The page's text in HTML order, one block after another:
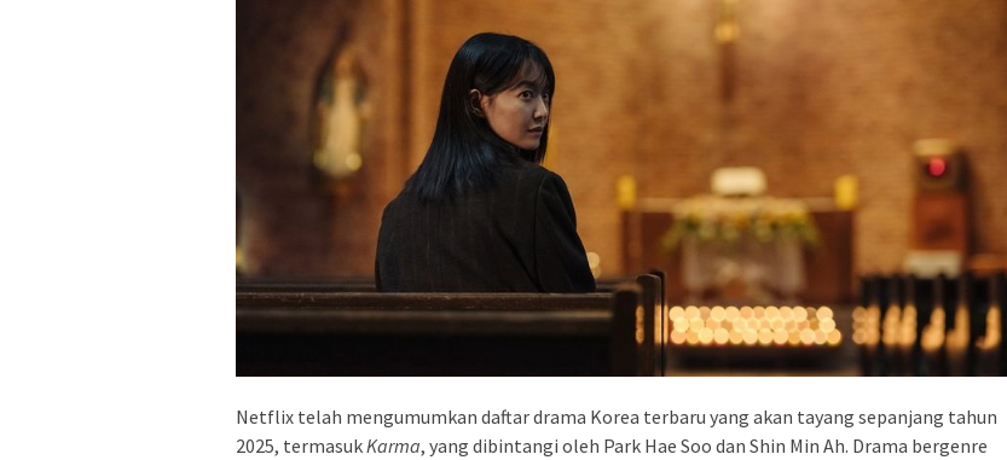
Netflix telah mengumumkan daftar drama Korea terbaru yang akan tayang sepanjang tahun
2025, termasukKarma, yang dibintangi oleh Park Hae Soo dan Shin Min Ah. Drama bergenre